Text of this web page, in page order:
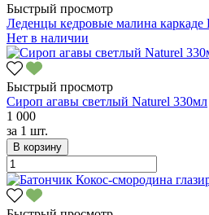
Быстрый просмотр
Леденцы кедровые малина каркаде
Нет в наличии
Быстрый просмотр
Сироп агавы светлый Naturel 330мл
1 000
за 1 шт.
В корзину